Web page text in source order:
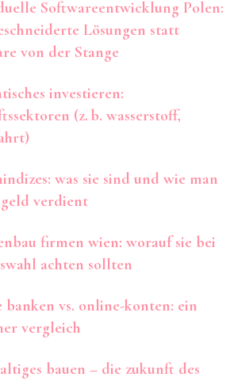
Softwareentwicklung Polen:
Lösungen statt
von der Stange
investieren:
(z. b. wasserstoff,
was sie sind und wie man
verdient
firmen wien: worauf sie bei
achten sollten
banken vs. online-konten: ein
vergleich
bauen – die zukunft des